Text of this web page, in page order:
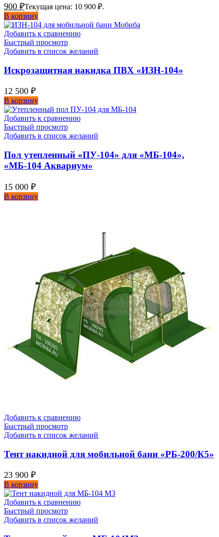
900 ₽Текущая цена: 10 900 ₽.
В корзину
Добавить к сравнению
Быстрый просмотр
Добавить в список желаний
Искрозащитная накидка ПВХ «ИЗН-104»
12 500 ₽
В корзину
Добавить к сравнению
Быстрый просмотр
Добавить в список желаний
Пол утепленный «ПУ-104» для «МБ-104»,
«МБ-104 Аквариум»
15 000 ₽
В корзину
Добавить к сравнению
Быстрый просмотр
Добавить в список желаний
Тент накидной для мобильной бани «РБ-200/К5»
23 900 ₽
В корзину
Добавить к сравнению
Быстрый просмотр
Добавить в список желаний